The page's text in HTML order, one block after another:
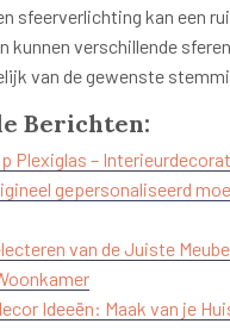
sfeerverlichting kan een
kunnen verschillende
van de gewenste
Berichten:
Plexiglas –
gepersonaliseerd
van de Juiste
Ideeën: Maak van je